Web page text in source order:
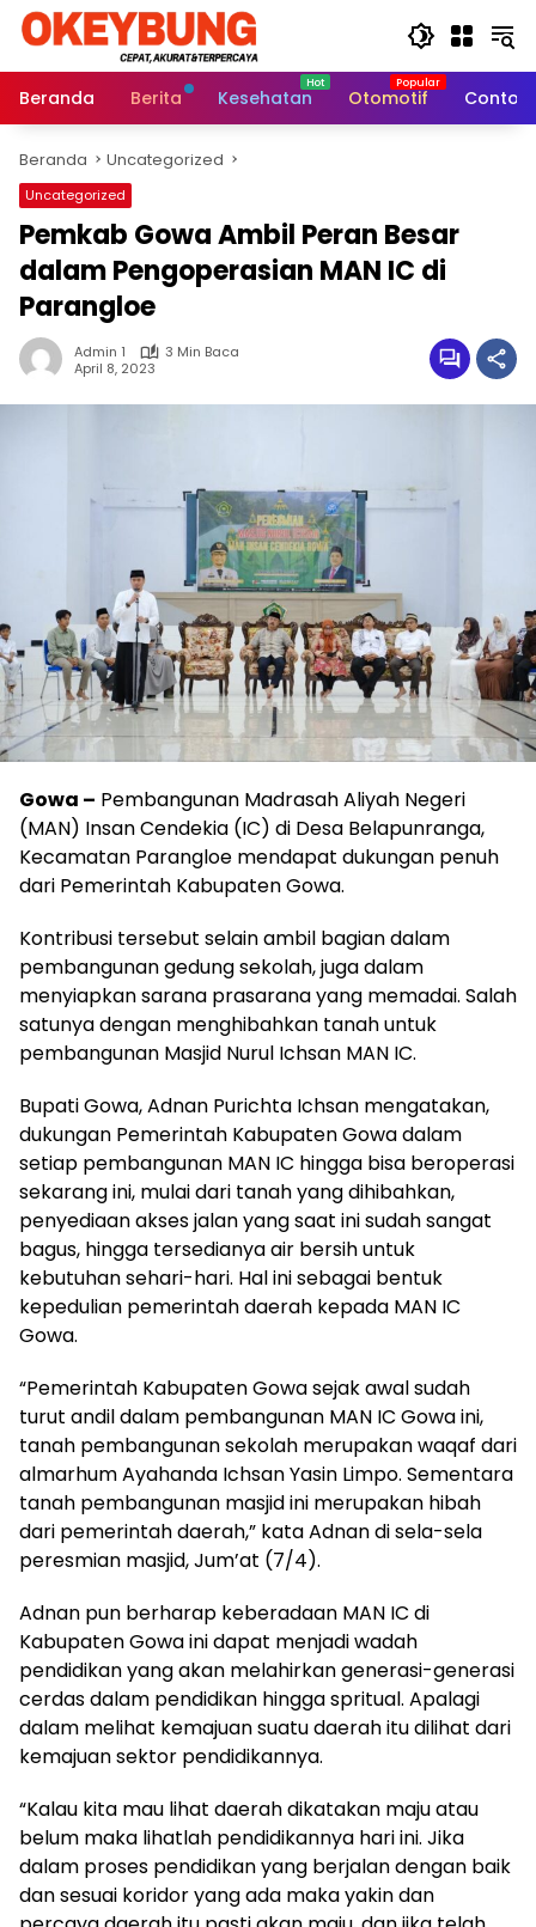
Langsung
Beranda
Berita Kesehatan Otomotif Contoh
Beranda Uncategorized
Uncategorized
Pemkab Gowa Ambil Peran Besar
dalam Pengoperasian MAN IC di
Parangloe
Admin 1
3 Min Baca
April 8, 2023
Gowa – Pembangunan Madrasah Aliyah Negeri
(MAN) Insan Cendekia (IC) di Desa Belapunranga,
Kecamatan Parangloe mendapat dukungan penuh
dari Pemerintah Kabupaten Gowa.
Kontribusi tersebut selain ambil bagian dalam
pembangunan gedung sekolah, juga dalam
menyiapkan sarana prasarana yang memadai. Salah
satunya dengan menghibahkan tanah untuk
pembangunan Masjid Nurul Ichsan MAN IC.
Bupati Gowa, Adnan Purichta Ichsan mengatakan,
dukungan Pemerintah Kabupaten Gowa dalam
setiap pembangunan MAN IC hingga bisa beroperasi
sekarang ini, mulai dari tanah yang dihibahkan,
penyediaan akses jalan yang saat ini sudah sangat
bagus, hingga tersedianya air bersih untuk
kebutuhan sehari-hari. Hal ini sebagai bentuk
kepedulian pemerintah daerah kepada MAN IC
Gowa.
“Pemerintah Kabupaten Gowa sejak awal sudah
turut andil dalam pembangunan MAN IC Gowa ini,
tanah pembangunan sekolah merupakan waqaf dari
almarhum Ayahanda Ichsan Yasin Limpo. Sementara
tanah pembangunan masjid ini merupakan hibah
dari pemerintah daerah,” kata Adnan di sela-sela
peresmian masjid, Jum’at (7/4).
Adnan pun berharap keberadaan MAN IC di
Kabupaten Gowa ini dapat menjadi wadah
pendidikan yang akan melahirkan generasi-generasi
cerdas dalam pendidikan hingga spritual. Apalagi
dalam melihat kemajuan suatu daerah itu dilihat dari
kemajuan sektor pendidikannya.
“Kalau kita mau lihat daerah dikatakan maju atau
belum maka lihatlah pendidikannya hari ini. Jika
dalam proses pendidikan yang berjalan dengan baik
dan sesuai koridor yang ada maka yakin dan